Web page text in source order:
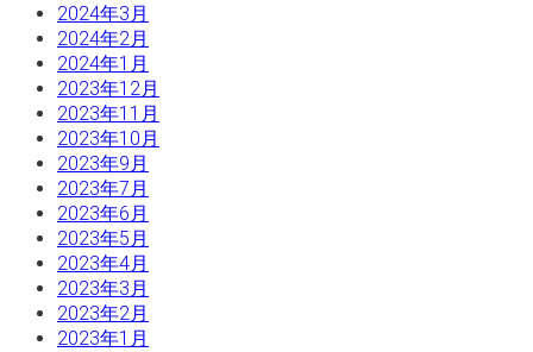
2024年3月
2024年2月
2024年1月
2023年12月
2023年11月
2023年10月
2023年9月
2023年7月
2023年6月
2023年5月
2023年4月
2023年3月
2023年2月
2023年1月